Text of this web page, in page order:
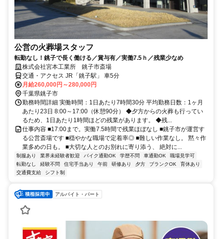
公営の火葬場スタッフ
転勤なし！銚子で長く働ける／賞与有／実働7.5ｈ／残業少なめ
株式会社宮本工業所 銚子市斎場
交通・アクセス JR「銚子駅」 車5分
月給260,000円～280,000円
千葉県銚子市
勤務時間詳細 実働時間：1日あたり7時間30分 平均勤務日数：1ヶ月
あたり23日 8:00～17:00（休憩90分） ◆夕方からの火葬も行ってい
るため、1日あたり1時間ほどの残業があります。 ◆残...
仕事内容 ■17:00まで。実働7.5時間で残業ほぼなし ■銚子市が運営す
る公営斎場です ■穏やかな職場で定着率◎ ■難しい作業なし。 黙々作
業多めの日も。 ■大切な人とのお別れに寄り添う、 絶対に...
制服あり 業界未経験者歓迎 バイク通勤OK 学歴不問 車通勤OK
職場見学可
転勤なし
経験不問 住宅手当あり 午前 研修あり 夕方 ブランクOK
育休あり
交通費支給
シフト制
アルバイト・パート